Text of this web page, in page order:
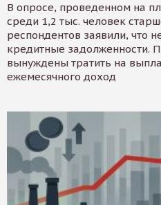
В опросе, проведенном на
среди 1,2 тыс. человек
респондентов заявили, что
кредитные задолженности.
вынуждены тратить на
ежемесячного доход